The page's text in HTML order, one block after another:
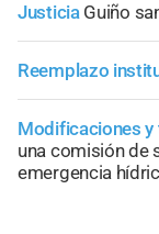
Justicia Guiño
Reemplazo
Modificaciones
una comisión de
emergencia